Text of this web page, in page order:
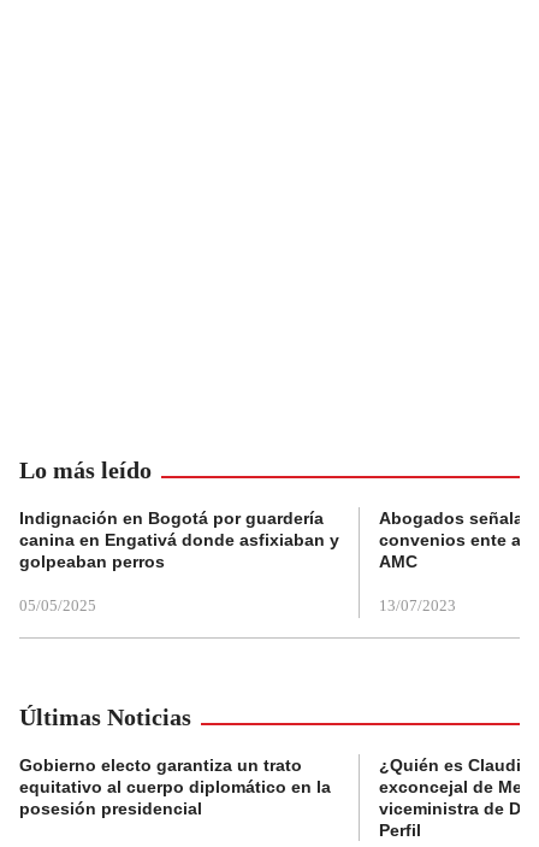
Lo más leído
Indignación en Bogotá por guardería
canina en Engativá donde asfixiaban y
golpeaban perros
05/05/2025
Abogados
convenios ente
AMC
13/07/2023
Últimas Noticias
Gobierno electo garantiza un trato
equitativo al cuerpo diplomático en la
posesión presidencial
¿Quién es Claudia
exconcejal de
viceministra de
Perfil